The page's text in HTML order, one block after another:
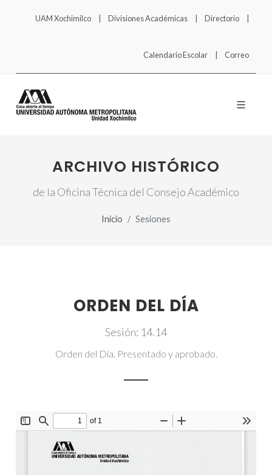
UAM Xochimilco Divisiones Académicas Directorio
Calendario Escolar Correo
ARCHIVO HISTÓRICO
de la Oficina Técnica del Consejo Académico
Inicio Sesiones
ORDEN DEL DÍA
Sesión: 14.14
Orden del Día. Presentado y aprobado.